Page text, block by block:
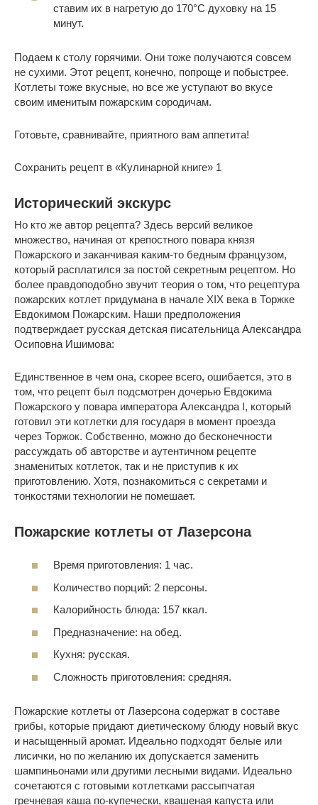
ставим их в нагретую до 170°С духовку на 15
минут.
Подаем к столу горячими. Они тоже получаются совсем
не сухими. Этот рецепт, конечно, попроще и побыстрее.
Котлеты тоже вкусные, но все же уступают во вкусе
своим именитым пожарским сородичам.
Готовьте, сравнивайте, приятного вам аппетита!
Сохранить рецепт в «Кулинарной книге» 1
Исторический экскурс
Но кто же автор рецепта? Здесь версий великое
множество, начиная от крепостного повара князя
Пожарского и заканчивая каким-то бедным французом,
который расплатился за постой секретным рецептом. Но
более правдоподобно звучит теория о том, что рецептура
пожарских котлет придумана в начале XIX века в Торжке
Евдокимом Пожарским. Наши предположения
подтверждает русская детская писательница Александра
Осиповна Ишимова:
Единственное в чем она, скорее всего, ошибается, это в
том, что рецепт был подсмотрен дочерью Евдокима
Пожарского у повара императора Александра I, который
готовил эти котлетки для государя в момент проезда
через Торжок. Собственно, можно до бесконечности
рассуждать об авторстве и аутентичном рецепте
знаменитых котлеток, так и не приступив к их
приготовлению. Хотя, познакомиться с секретами и
тонкостями технологии не помешает.
Пожарские котлеты от Лазерсона
Время приготовления: 1 час.
Количество порций: 2 персоны.
Калорийность блюда: 157 ккал.
Предназначение: на обед.
Кухня: русская.
Сложность приготовления: средняя.
Пожарские котлеты от Лазерсона содержат в составе
грибы, которые придают диетическому блюду новый вкус
и насыщенный аромат. Идеально подходят белые или
лисички, но по желанию их допускается заменить
шампиньонами или другими лесными видами. Идеально
сочетаются с готовыми котлетками рассыпчатая
гречневая каша по-купечески, квашеная капуста или